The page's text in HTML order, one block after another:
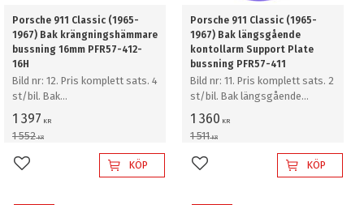
Porsche 911 Classic (1965-
1967) Bak krängningshämmare
bussning 16mm PFR57-412-
16H
Bild nr: 12. Pris komplett sats. 4
st/bil. Bak
krängningshämmare bussning
16mm
1 397 KR
1 552KR
Lägg till i favoriterKÖP
Porsche 911 Classic (1965-
1967) Bak längsgående
kontollarm Support Plate
bussning PFR57-411
Bild nr: 11. Pris komplett sats. 2
st/bil. Bak längsgående
kontollarm Support Plate
bussning
1 360 KR
1 511KR
Lägg till i favoriterKÖP